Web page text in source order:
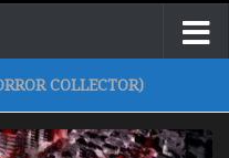
COLLECTOR)